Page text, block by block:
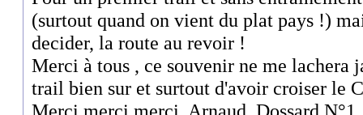
(surtout quand on vient du plat pays !)
decider, la route au revoir !
Merci à tous , ce souvenir ne me lachera
trail bien sur et surtout d'avoir croiser le
Merci merci merci, Arnaud, Dossard